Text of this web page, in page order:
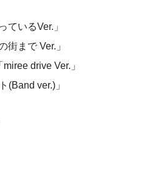
ているVer.」
まで Ver.」
drive Ver.」
(Band ver.)」